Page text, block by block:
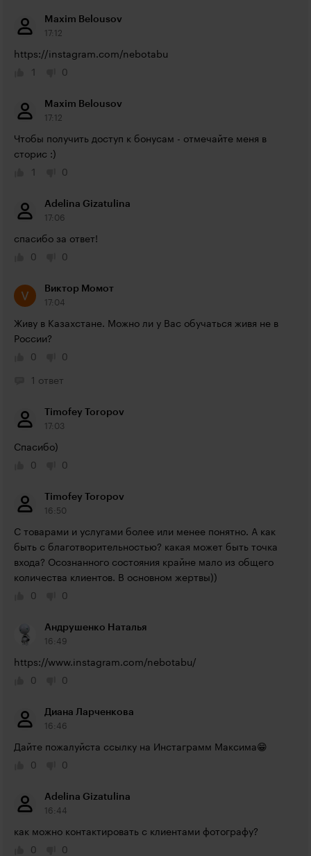
Maxim Belousov
17:12
https://instagram.com/nebotabu
1
0
Maxim Belousov
17:12
Чтобы получить доступ к бонусам - отмечайте меня в
сторис :)
1
0
Adelina Gizatulina
17:06
спасибо за ответ!
0
0
Виктор Момот
17:04
Живу в Казахстане. Можно ли у Вас обучаться живя не в
России?
0
0
1 ответ
Timofey Toropov
17:03
Спасибо)
0
0
Timofey Toropov
16:50
С товарами и услугами более или менее понятно. А как
быть с благотворительностью? какая может быть точка
входа? Осознанного состояния крайне мало из общего
количества клиентов. В основном жертвы))
0
0
Андрушенко Наталья
16:49
https://www.instagram.com/nebotabu/
0
0
Диана Ларченкова
16:46
Дайте пожалуйста ссылку на Инстаграмм Максима😁
0
0
Adelina Gizatulina
16:44
как можно контактировать с клиентами фотографу?
0
0